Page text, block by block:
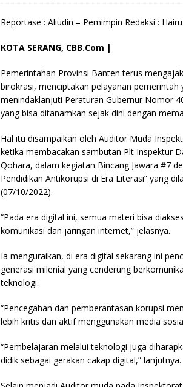
Reportase : Aliudin – Pemimpin Redaksi :
KOTA SERANG, CBB.Com |
Pemerintahan Provinsi Banten terus
birokrasi, menciptakan pelayanan pemerintah
menindaklanjuti Peraturan Gubernur Nomor
yang bisa ditanamkan sejak dini dengan
Hal itu disampaikan oleh Auditor Muda
ketika membacakan sambutan Plt Inspektur
Qohara, dalam kegiatan Bincang Jawara #7
Pendidikan Antikorupsi di Era Literasi” yang
(07/10/2022).
“Pada era digital ini, semua materi bisa
komunikasi dan jaringan internet,” jelasnya.
Ia menguraikan, di era digital sekarang ini
generasi milenial yang cenderung
teknologi.
“Pencegahan dan pemberantasan korupsi
lebih kritis dan aktif menggunakan media
“Pembelajaran melalui teknologi juga
didik sebagai gerakan cakap digital,” lanjutnya.